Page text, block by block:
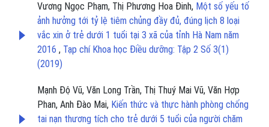
Vương Ngọc Phạm, Thị Phương Hoa Đinh, Một số yếu tố
ảnh hưởng tới tỷ lệ tiêm chủng đầy đủ, đúng lịch 8 loại
vắc xin ở trẻ dưới 1 tuổi tại 3 xã của tỉnh Hà Nam năm
2016 , Tạp chí Khoa học Điều dưỡng: Tập 2 Số 3(1)
(2019)
Mạnh Độ Vũ, Văn Long Trần, Thị Thuý Mai Vũ, Văn Hợp
Phan, Anh Đào Mai, Kiến thức và thực hành phòng chống
tai nạn thương tích cho trẻ dưới 5 tuổi của người chăm